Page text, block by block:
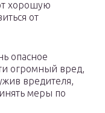
хорошую
от
опасное
огромный вред,
вредителя,
меры по